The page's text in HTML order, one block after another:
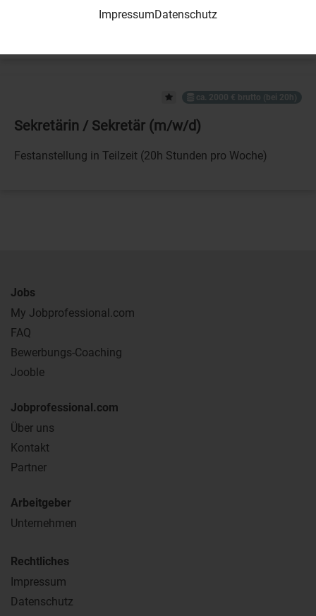
ImpressumDatenschutz
ab 01.08.2026 in Vollzeit (38,5 h / Woche) vorerst
befristet für 9 Monate
Sekretärin / Sekretär (m/w/d)
Festanstellung in Teilzeit (20h Stunden pro Woche)
ca. 2000 € brutto (bei 20h)
Jobs
My Jobprofessional.com
FAQ
Bewerbungs-Coaching
Jooble
Jobprofessional.com
Über uns
Kontakt
Partner
Arbeitgeber
Unternehmen
Rechtliches
Impressum
Datenschutz